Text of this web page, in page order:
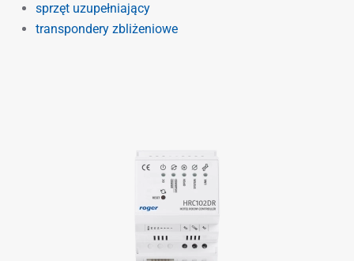
sprzęt uzupełniający
transpondery zbliżeniowe